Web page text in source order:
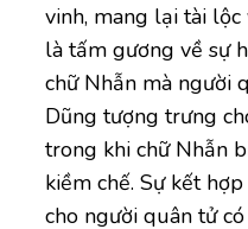
vinh, mang lại tài lộc
là tấm gương về sự
chữ Nhẫn mà người
Dũng tượng trưng
trong khi chữ Nhẫn
kiềm chế. Sự kết
cho người quân tử